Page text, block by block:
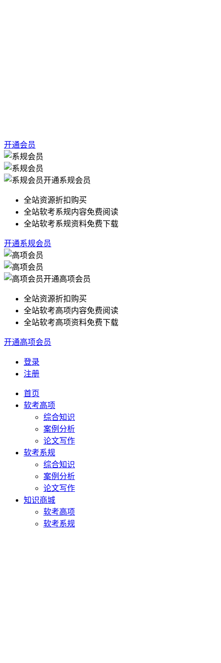
开通会员
开通系规会员
全站资源折扣购买
全站软考系规内容免费阅读
全站软考系规资料免费下载
开通系规会员
开通高项会员
全站资源折扣购买
全站软考高项内容免费阅读
全站软考高项资料免费下载
开通高项会员
登录
注册
首页
软考高项
综合知识
案例分析
论文写作
软考系规
综合知识
案例分析
论文写作
知识商城
软考高项
软考系规